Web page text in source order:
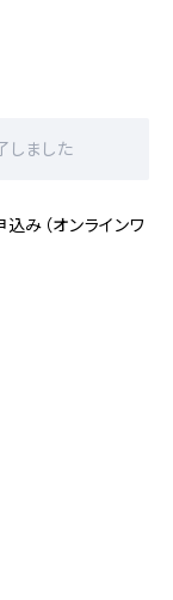
ました
み（オンラインワ